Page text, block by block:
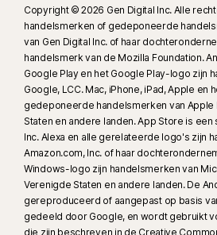
Copyright © 2026 Gen Digital Inc. Alle
handelsmerken of gedeponeerde
van Gen Digital Inc. of haar
handelsmerk van de Mozilla Foundation.
Google Play en het Google Play-logo zijn
Google, LCC. Mac, iPhone, iPad, Apple en
gedeponeerde handelsmerken van Apple
Staten en andere landen. App Store is
Inc. Alexa en alle gerelateerde logo's zijn
Amazon.com, Inc. of haar
Windows-logo zijn handelsmerken van
Verenigde Staten en andere landen. De
gereproduceerd of aangepast op basis
gedeeld door Google, en wordt gebruikt
die zijn beschreven in de Creative